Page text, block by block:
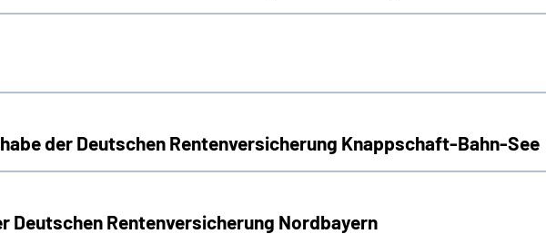
der Deutschen Rentenversicherung Knappschaft-Bahn-See
Deutschen Rentenversicherung Nordbayern